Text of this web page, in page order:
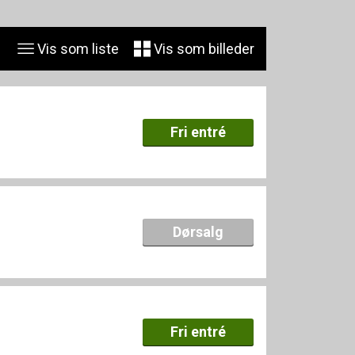
Vis som liste Vis som billeder
Fri entré
Dørsalg
Fri entré